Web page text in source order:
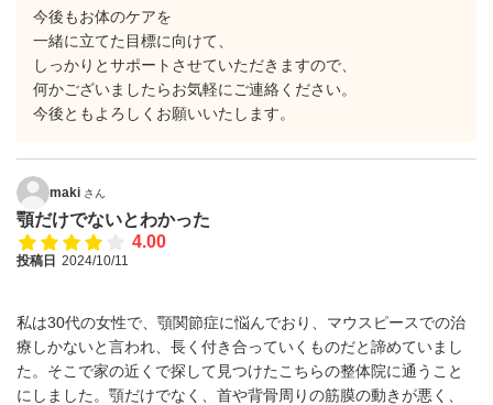
今後もお体のケアを
一緒に立てた目標に向けて、
しっかりとサポートさせていただきますので、
何かございましたらお気軽にご連絡ください。
今後ともよろしくお願いいたします。
maki さん
顎だけでないとわかった
4.00
投稿日 2024/10/11
私は30代の女性で、顎関節症に悩んでおり、マウスピースでの治
療しかないと言われ、長く付き合っていくものだと諦めていまし
た。そこで家の近くで探して見つけたこちらの整体院に通うこと
にしました。顎だけでなく、首や背骨周りの筋膜の動きが悪く、